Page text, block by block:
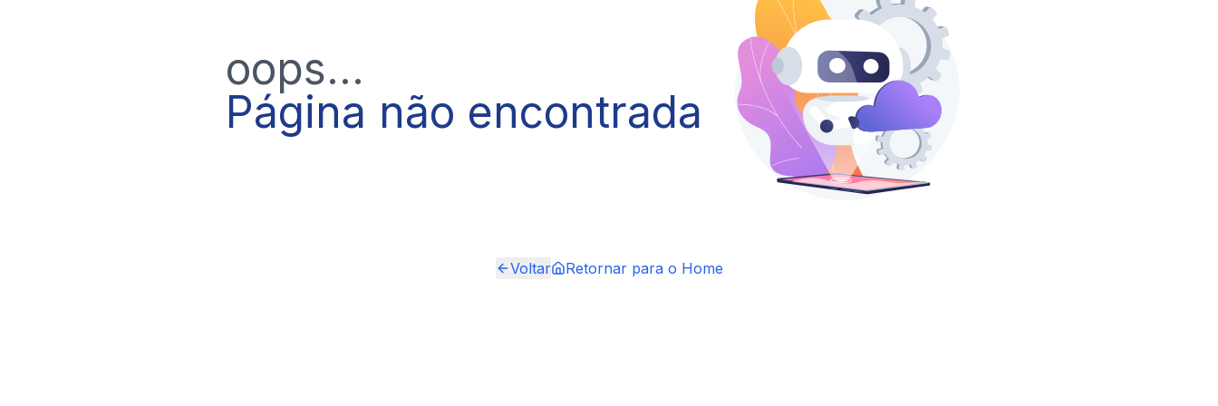
oops...
Página não encontrada
Voltar Retornar para o Home